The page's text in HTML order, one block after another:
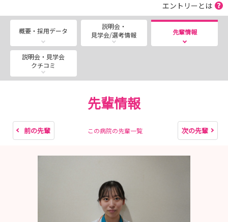
エントリーとは
概要・採用データ
説明会・
見学会/選考情報
先輩情報
説明会・見学会
クチコミ
先輩情報
前の先輩 この病院の先輩一覧 次の先輩